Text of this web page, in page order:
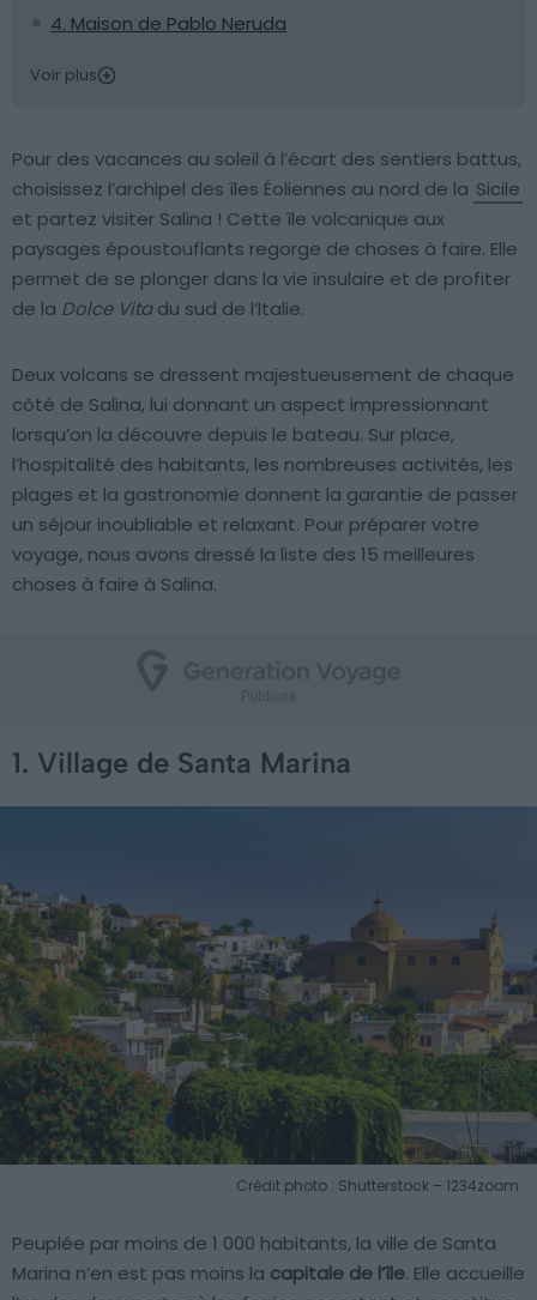
4. Maison de Pablo Neruda
Voir plus
Pour des vacances au soleil à l’écart des sentiers battus,
choisissez l’archipel des îles Éoliennes au nord de la Sicile
et partez visiter Salina ! Cette île volcanique aux
paysages époustouflants regorge de choses à faire. Elle
permet de se plonger dans la vie insulaire et de profiter
de la Dolce Vitadu sud de l’Italie.
Deux volcans se dressent majestueusement de chaque
côté de Salina, lui donnant un aspect impressionnant
lorsqu’on la découvre depuis le bateau. Sur place,
l’hospitalité des habitants, les nombreuses activités, les
plages et la gastronomie donnent la garantie de passer
un séjour inoubliable et relaxant. Pour préparer votre
voyage, nous avons dressé la liste des 15 meilleures
choses à faire à Salina.
1. Village de Santa Marina
Crédit photo : Shutterstock – 1234zoom
Peuplée par moins de 1 000 habitants, la ville de Santa
Marina n’en est pas moins la capitale de l’île. Elle accueille